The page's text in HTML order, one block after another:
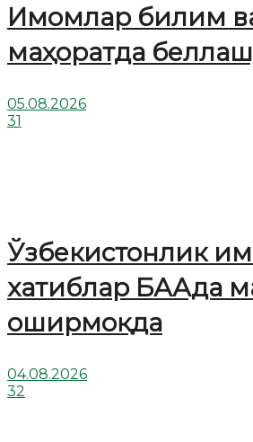
Имомлар билим
маҳоратда
05.08.2026
31
Ўзбекистонлик
хатиблар БААда
оширмоқда
04.08.2026
32